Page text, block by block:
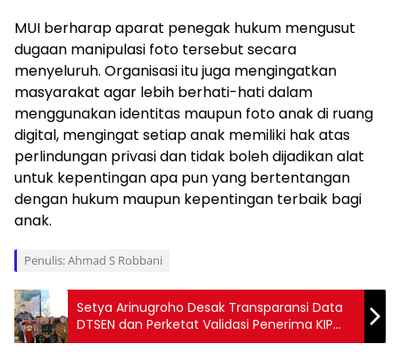
MUI berharap aparat penegak hukum mengusut
dugaan manipulasi foto tersebut secara
menyeluruh. Organisasi itu juga mengingatkan
masyarakat agar lebih berhati-hati dalam
menggunakan identitas maupun foto anak di ruang
digital, mengingat setiap anak memiliki hak atas
perlindungan privasi dan tidak boleh dijadikan alat
untuk kepentingan apa pun yang bertentangan
dengan hukum maupun kepentingan terbaik bagi
anak.
Penulis: Ahmad S Robbani
Setya Arinugroho Desak Transparansi Data
DTSEN dan Perketat Validasi Penerima KIP
Kuliah